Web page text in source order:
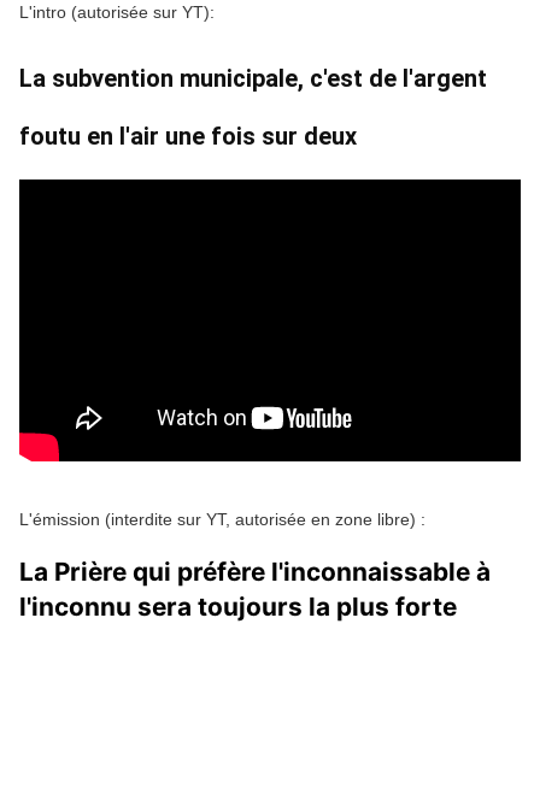
L'intro (autorisée sur YT):
La subvention municipale, c'est de l'argent
foutu en l'air une fois sur deux
L'émission (interdite sur YT, autorisée en zone libre) :
La Prière qui préfère l'inconnaissable à
l'inconnu sera toujours la plus forte